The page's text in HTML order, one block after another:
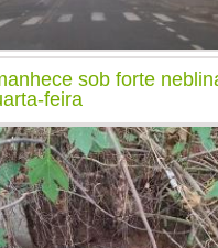
sob forte
feira